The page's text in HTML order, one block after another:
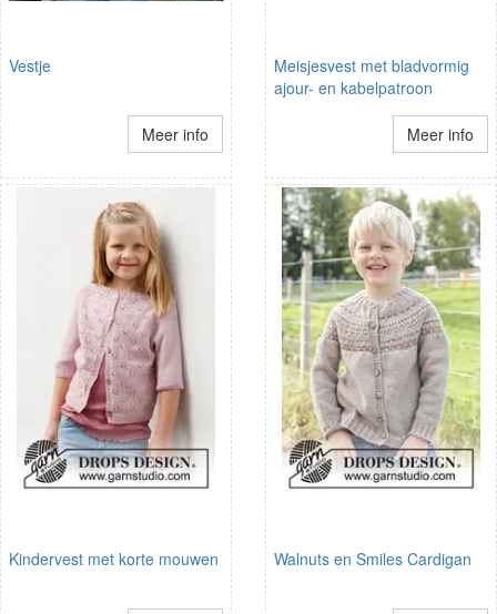
Vestje
Meer info
Meisjesvest met bladvormig
ajour- en kabelpatroon
Meer info
Kindervest met korte mouwen Walnuts en Smiles Cardigan